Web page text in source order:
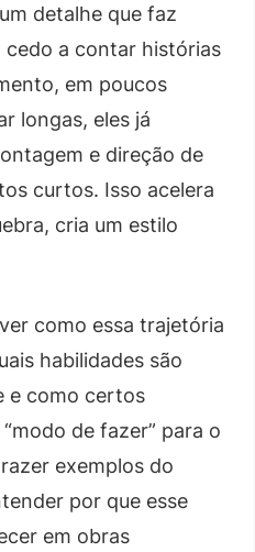
detalhe que faz
a contar histórias
em poucos
longas, eles já
e direção de
curtos. Isso acelera
cria um estilo
como essa trajetória
habilidades são
e como certos
de fazer” para o
exemplos do
por que esse
em obras